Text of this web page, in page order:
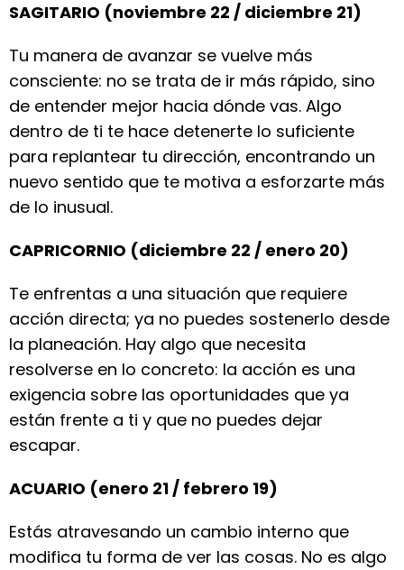
SAGITARIO (noviembre 22 / diciembre 21)
Tu manera de avanzar se vuelve más
consciente: no se trata de ir más rápido, sino
de entender mejor hacia dónde vas. Algo
dentro de ti te hace detenerte lo suficiente
para replantear tu dirección, encontrando un
nuevo sentido que te motiva a esforzarte más
de lo inusual.
CAPRICORNIO (diciembre 22 / enero 20)
Te enfrentas a una situación que requiere
acción directa; ya no puedes sostenerlo desde
la planeación. Hay algo que necesita
resolverse en lo concreto: la acción es una
exigencia sobre las oportunidades que ya
están frente a ti y que no puedes dejar
escapar.
ACUARIO (enero 21 / febrero 19)
Estás atravesando un cambio interno que
modifica tu forma de ver las cosas. No es algo